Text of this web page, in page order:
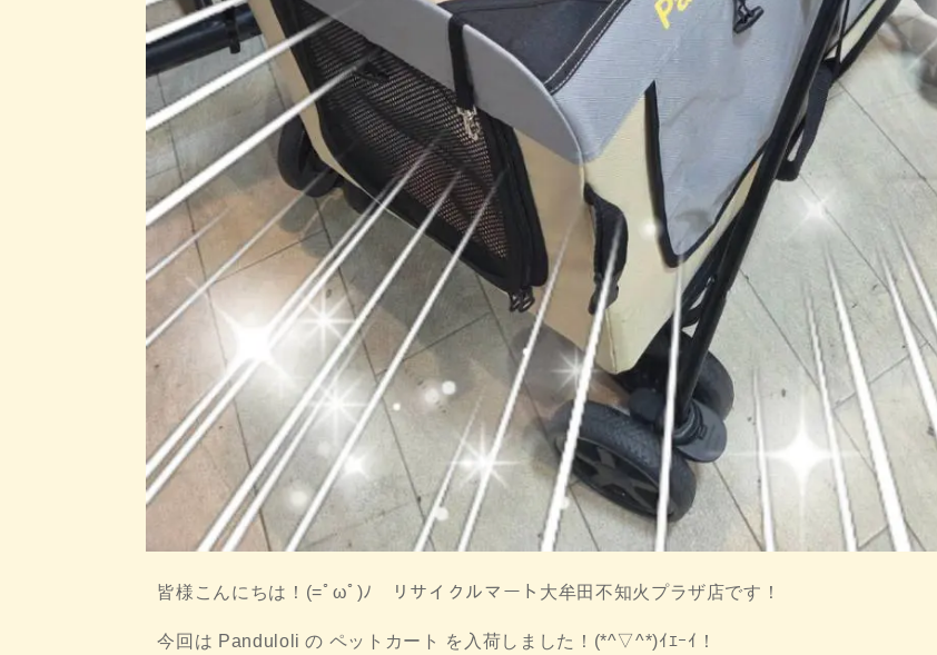
皆様こんにちは！(=ﾟωﾟ)ﾉ リサイクルマート大牟田不知火プラザ店です！
今回は Panduloli の ペットカート を入荷しました！(*^▽^*)ｲｴｰｲ！